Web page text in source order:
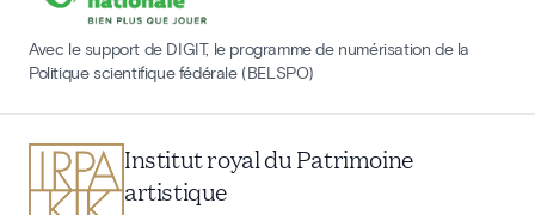
Avec le support de DIGIT, le programme de numérisation de la
Politique scientifique fédérale (BELSPO)
Institut royal du Patrimoine
artistique